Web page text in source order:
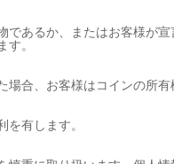
であるか、またはお客様が
。
合、お客様はコインの所
有します。